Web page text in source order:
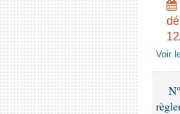
Voir